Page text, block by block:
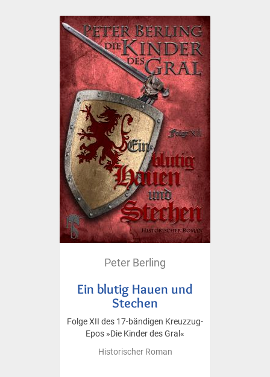
Peter Berling
Ein blutig Hauen und
Stechen
Folge XII des 17-bändigen Kreuzzug-
Epos »Die Kinder des Gral«
Historischer Roman